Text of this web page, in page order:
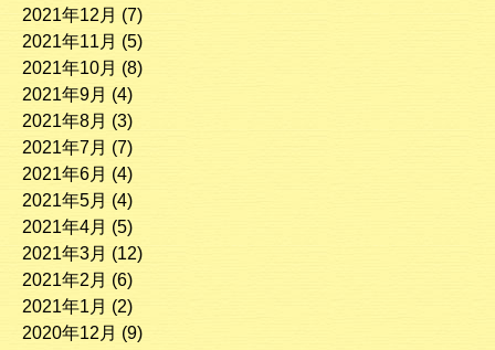
2021年12月 (7)
2021年11月 (5)
2021年10月 (8)
2021年9月 (4)
2021年8月 (3)
2021年7月 (7)
2021年6月 (4)
2021年5月 (4)
2021年4月 (5)
2021年3月 (12)
2021年2月 (6)
2021年1月 (2)
2020年12月 (9)